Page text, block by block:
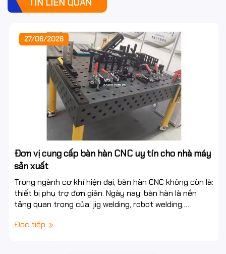
TIN LIÊN QUAN
27/06/2026
Đơn vị cung cấp bàn hàn CNC uy tín cho nhà máy
sản xuất
Trong ngành cơ khí hiện đại, bàn hàn CNC không còn là:
thiết bị phụ trợ đơn giản. Ngày nay: bàn hàn là nền
tảng quan trọng của: jig welding, robot welding,
Đọc tiếp